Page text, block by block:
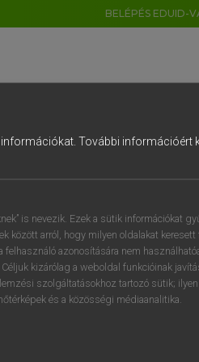
BELÉPÉS EDUID-
információkat. További információért
is nevezik. Ezek a sütik információkat
között arról, hogy milyen oldalakat keresett
felhasználó azonosítására nem
kizárólag a weboldal funkcióinak
szolgáltatásokhoz tartozó sütik;
és a közösségi médiaanalitika.
5 6 7 8 9
t z u i
g h j k l é
v b n m , .